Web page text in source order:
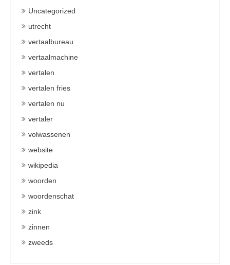
Uncategorized
utrecht
vertaalbureau
vertaalmachine
vertalen
vertalen fries
vertalen nu
vertaler
volwassenen
website
wikipedia
woorden
woordenschat
zink
zinnen
zweeds